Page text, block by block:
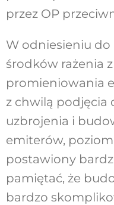
przez OP
W odniesieniu
środków rażenia
promieniowania
z chwilą podjęcia
uzbrojenia i
emiterów,
postawiony
pamiętać, że
bardzo